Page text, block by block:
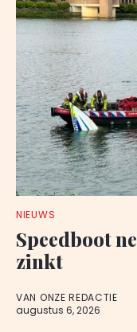
NIEUWS
Speedboot
zinkt
VAN ONZE REDACTIE
augustus 6, 2026